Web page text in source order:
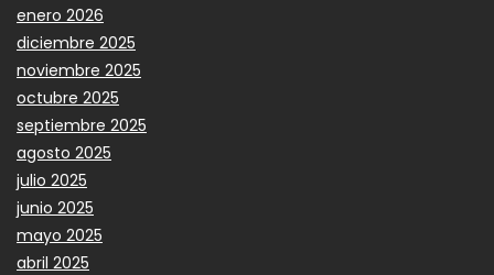
enero 2026
diciembre 2025
noviembre 2025
octubre 2025
septiembre 2025
agosto 2025
julio 2025
junio 2025
mayo 2025
abril 2025